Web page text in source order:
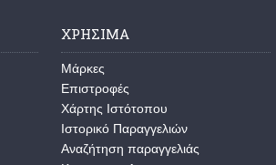
ΧΡΗΣΙΜΑ
Μάρκες
Επιστροφές
Χάρτης Ιστότοπου
Ιστορικό Παραγγελιών
Αναζήτηση παραγγελιάς